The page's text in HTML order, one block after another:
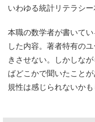
いわゆる統計リテラシー
本職の数学者が書いて
した内容。著者特有の
きさせない。しかしな
ばどこかで聞いたこと
規性は感じられないかも